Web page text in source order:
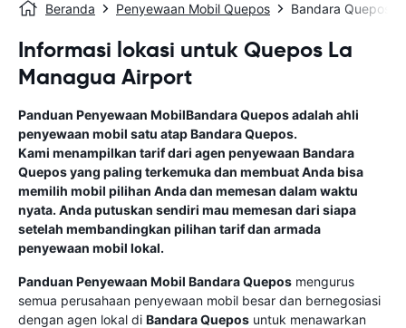
Beranda Penyewaan Mobil Quepos Bandara Quepos
Informasi lokasi untuk Quepos La
Managua Airport
Panduan Penyewaan MobilBandara Queposadalah ahli
penyewaan mobil satu atapBandara Quepos.
Kami menampilkan tarif dari agen penyewaan Bandara
Queposyang paling terkemuka dan membuat Anda bisa
memilih mobil pilihan Anda dan memesan dalam waktu
nyata. Anda putuskan sendiri mau memesan dari siapa
setelah membandingkan pilihan tarif dan armada
penyewaan mobil lokal.
Panduan Penyewaan Mobil Bandara Quepos mengurus
semua perusahaan penyewaan mobil besar dan bernegosiasi
dengan agen lokal di Bandara Quepos untuk menawarkan